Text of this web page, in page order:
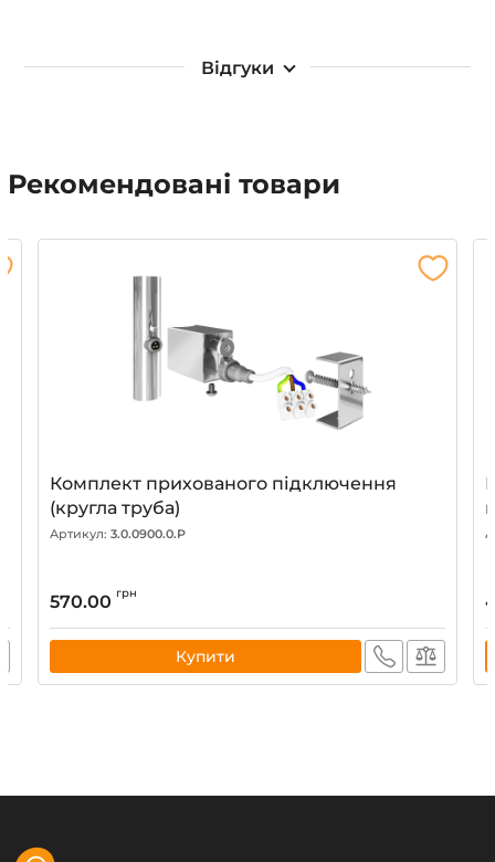
Відгуки
Рекомендовані товари
Комплект прихованого підключення
(кругла труба)
Артикул: 3.0.0900.0.P
570.00 грн
Купити